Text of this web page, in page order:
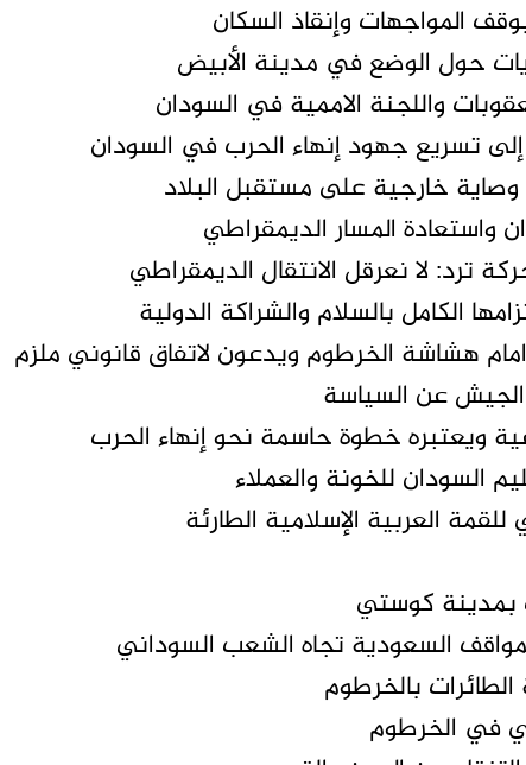
المواجهات وإنقاذ السكان
حول الوضع في مدينة الأبيض
واللجنة الاممية في السودان
إلى تسريع جهود إنهاء الحرب في السودان
وصاية خارجية على مستقبل البلاد
المسار الديمقراطي
ترد: لا نعرقل الانتقال الديمقراطي
الكامل بالسلام والشراكة الدولية
هشاشة الخرطوم ويدعون لاتفاق قانوني ملزم
الجيش عن السياسة
ويعتبره خطوة حاسمة نحو إنهاء الحرب
السودان للخونة والعملاء
العربية الإسلامية الطارئة
بمدينة كوستي
السعودية تجاه الشعب السوداني
بالخرطوم
في الخرطوم